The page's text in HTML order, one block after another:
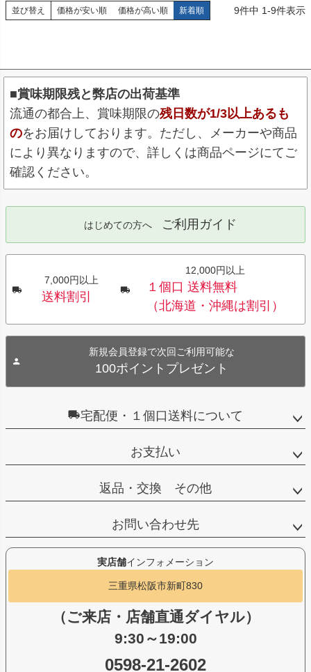
並び替え 価格が安い順 価格が高い順 新着順 9件中 1-9件表示
■賞味期限残と弊店の出荷基準
流通の都合上、賞味期限の残日数が1/3以上あるも
のをお届けしております。ただし、メーカーや商品
により異なりますので、詳しくは商品ページにてご
確認ください。
はじめての方へ ご利用ガイド
7,000円以上
送料割引
12,000円以上
１個口 送料無料
（北海道・沖縄は割引）
新規会員登録で次回ご利用可能な
100ポイントプレゼント
宅配便・１個口送料について
お支払い
返品・交換 その他
お問い合わせ先
実店舗インフォメーション
三重県松阪市新町830
（ご来店・店舗直通ダイヤル）
9:30～19:00
0598-21-2602